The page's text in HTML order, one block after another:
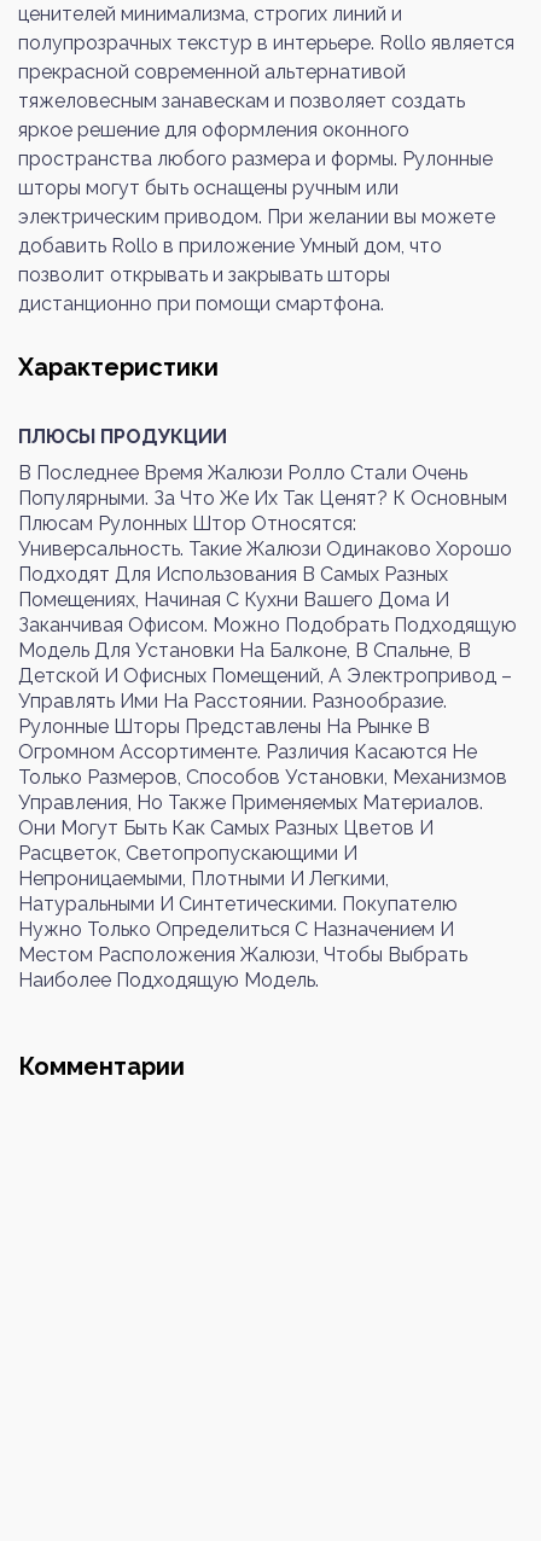
ценителей минимализма, строгих линий и
полупрозрачных текстур в интерьере. Rollo является
прекрасной современной альтернативой
тяжеловесным занавескам и позволяет создать
яркое решение для оформления оконного
пространства любого размера и формы. Рулонные
шторы могут быть оснащены ручным или
электрическим приводом. При желании вы можете
добавить Rollo в приложение Умный дом, что
позволит открывать и закрывать шторы
дистанционно при помощи смартфона.
Характеристики
ПЛЮСЫ ПРОДУКЦИИ
В Последнее Время Жалюзи Ролло Стали Очень
Популярными. За Что Же Их Так Ценят? К Основным
Плюсам Рулонных Штор Относятся:
Универсальность. Такие Жалюзи Одинаково Хорошо
Подходят Для Использования В Самых Разных
Помещениях, Начиная С Кухни Вашего Дома И
Заканчивая Офисом. Можно Подобрать Подходящую
Модель Для Установки На Балконе, В Спальне, В
Детской И Офисных Помещений, А Электропривод –
Управлять Ими На Расстоянии. Разнообразие.
Рулонные Шторы Представлены На Рынке В
Огромном Ассортименте. Различия Касаются Не
Только Размеров, Способов Установки, Механизмов
Управления, Но Также Применяемых Материалов.
Они Могут Быть Как Самых Разных Цветов И
Расцветок, Светопропускающими И
Непроницаемыми, Плотными И Легкими,
Натуральными И Синтетическими. Покупателю
Нужно Только Определиться С Назначением И
Местом Расположения Жалюзи, Чтобы Выбрать
Наиболее Подходящую Модель.
Комментарии
Войти Регистрация
Номер телефона или почта
Пароль
Войти